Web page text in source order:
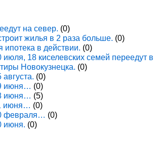
на север. (0)
жилья в 2 раза больше. (0)
ипотека в действии. (0)
июля, 18 киселевских семей переедут в
Новокузнецка. (0)
(0)
июня… (0)
июня… (5)
июня… (0)
февраля… (0)
июня. (0)